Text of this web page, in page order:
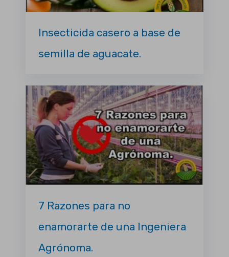
Insecticida casero a base de
semilla de aguacate.
7 Razones para no
enamorarte de una Ingeniera
Agrónoma.